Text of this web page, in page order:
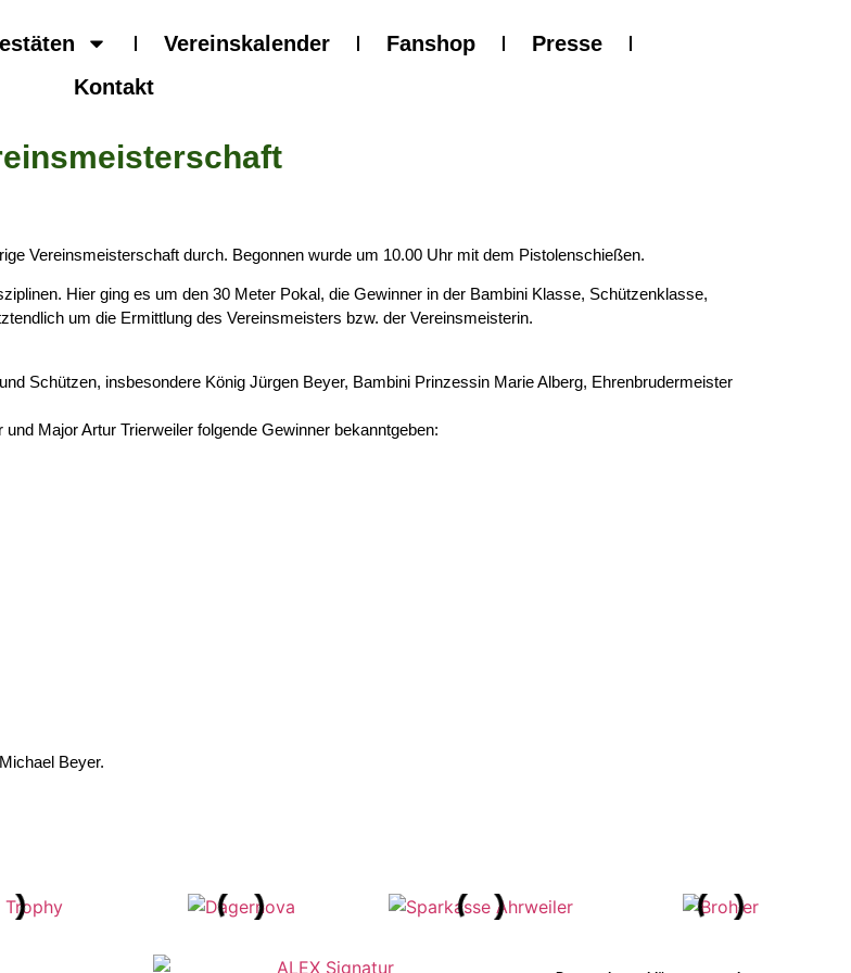
Vereinskalender Fanshop
Presse
Kontakt
Vereinsmeisterschaft durch. Begonnen wurde um 10.00 Uhr mit dem Pistolenschießen.
Hier ging es um den 30 Meter Pokal, die Gewinner in der Bambini Klasse, Schützenklasse,
um die Ermittlung des Vereinsmeisters bzw. der Vereinsmeisterin.
Schützen, insbesondere König Jürgen Beyer, Bambini Prinzessin Marie Alberg, Ehrenbrudermeister
Major Artur Trierweiler folgende Gewinner bekanntgeben:
Beyer.